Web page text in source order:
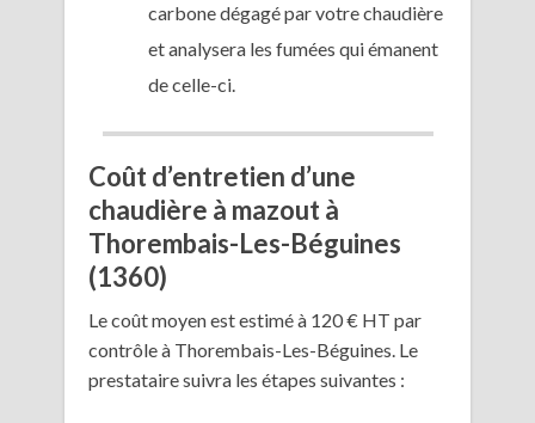
carbone dégagé par votre chaudière
et analysera les fumées qui émanent
de celle-ci.
Coût d’entretien d’une
chaudière à mazout à
Thorembais-Les-Béguines
(1360)
Le coût moyen est estimé à 120 € HT par
contrôle à Thorembais-Les-Béguines. Le
prestataire suivra les étapes suivantes :